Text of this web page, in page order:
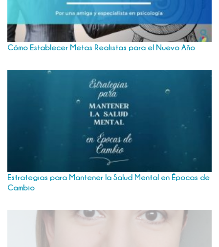
Cómo Establecer Metas Realistas para el Nuevo Año
Estrategias para Mantener la Salud Mental en Épocas de
Cambio